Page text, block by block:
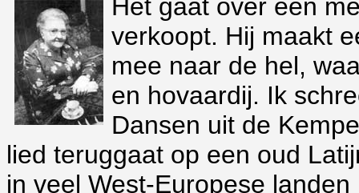
Het gaat over een
verkoopt. Hij maakt
mee naar de hel,
en hovaardij. Ik
Dansen uit de
lied teruggaat op een oud
in veel West-Europese